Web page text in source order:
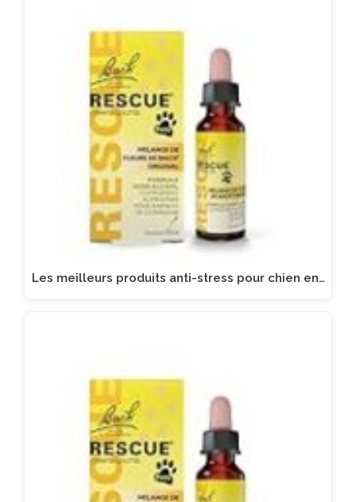
Les meilleurs produits anti-stress pour chien en…